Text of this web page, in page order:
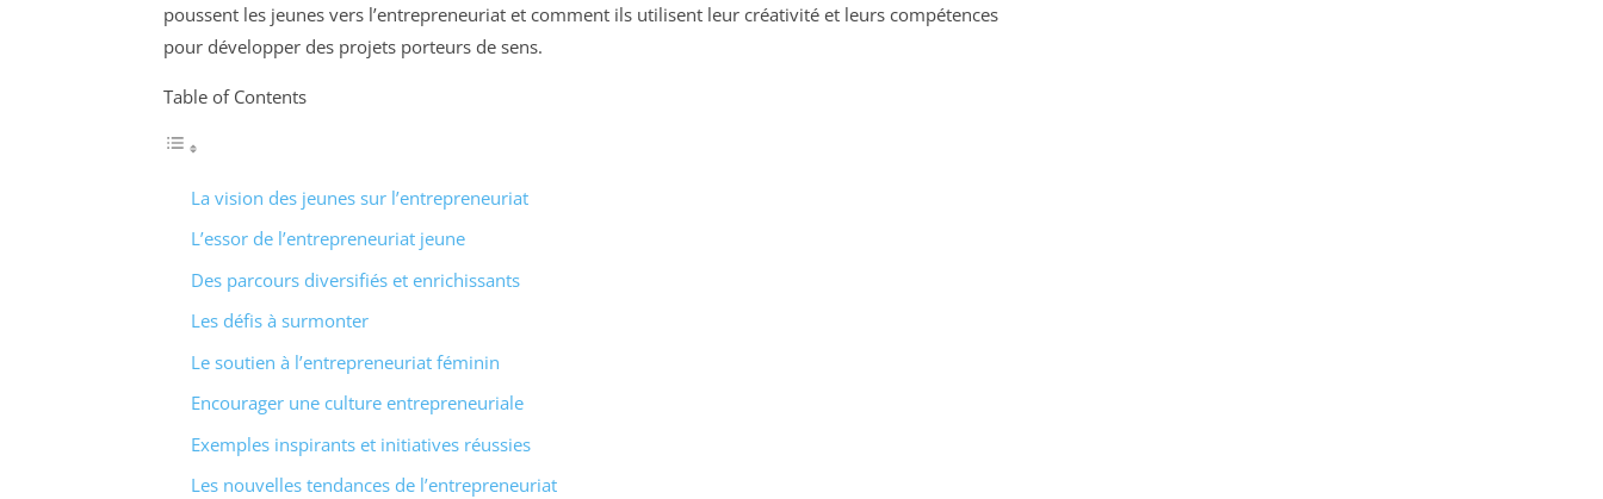
poussent les jeunes vers l’entrepreneuriat et comment ils utilisent leur créativité et leurs compétences
pour développer des projets porteurs de sens.
Table of Contents
La vision des jeunes sur l’entrepreneuriat
L’essor de l’entrepreneuriat jeune
Des parcours diversifiés et enrichissants
Les défis à surmonter
Le soutien à l’entrepreneuriat féminin
Encourager une culture entrepreneuriale
Exemples inspirants et initiatives réussies
Les nouvelles tendances de l’entrepreneuriat